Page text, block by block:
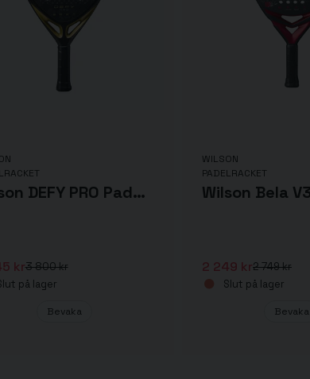
Wilson DEFY PRO Padelracket
3 800 kr
kr
på lager
Bevaka
WILSON
PADELRACKET
2 749 kr
2 249 kr
Slut på lager
Bevaka